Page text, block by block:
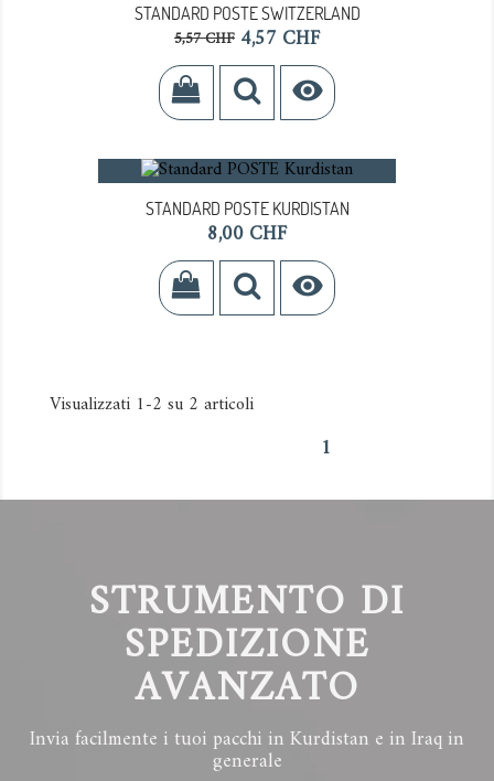
STANDARD POSTE SWITZERLAND
Prezzo
base
5,57 CHF Prezzo
4,57 CHF

STANDARD POSTE KURDISTAN
Prezzo
8,00 CHF

Visualizzati 1-2 su 2 articoli
1
STRUMENTO DI
SPEDIZIONE
AVANZATO
Invia facilmente i tuoi pacchi in Kurdistan e in Iraq in
generale